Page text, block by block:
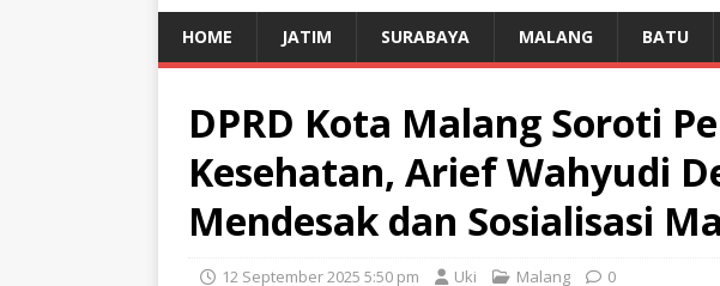
HOME JATIM SURABAYA MALANG BATU
DPRD Kota Malang Soroti
Kesehatan, Arief Wahyudi
Mendesak dan Sosialisasi
12 September 2025 5:50 pm Uki Malang 0